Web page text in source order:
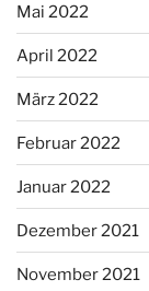
Mai 2022
April 2022
März 2022
Februar 2022
Januar 2022
Dezember 2021
November 2021